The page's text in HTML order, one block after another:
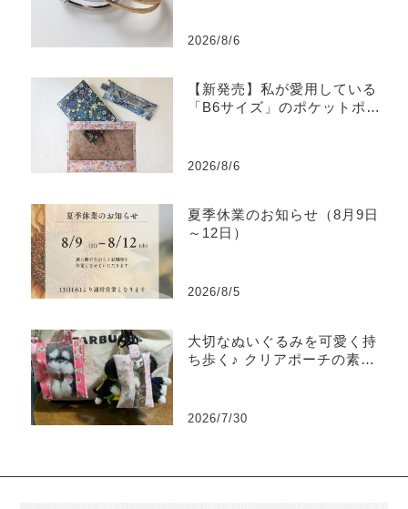
2026/8/6
【新発売】私が愛用している
「B6サイズ」のポケットポー
2026/8/6
夏季休業のお知らせ（8月9日
～12日）
2026/8/5
大切なぬいぐるみを可愛く持
ち歩く♪ クリアポーチの素敵
2026/7/30